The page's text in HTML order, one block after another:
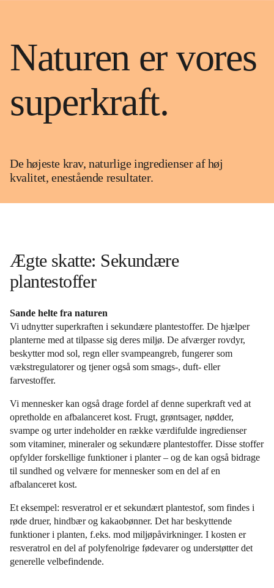
Naturen er vores
superkraft.
De højeste krav, naturlige ingredienser af høj
kvalitet, enestående resultater.
Ægte skatte: Sekundære
plantestoffer
Sande helte fra naturen
Vi udnytter superkraften i sekundære plantestoffer. De hjælper
planterne med at tilpasse sig deres miljø. De afværger rovdyr,
beskytter mod sol, regn eller svampeangreb, fungerer som
vækstregulatorer og tjener også som smags-, duft- eller
farvestoffer.
Vi mennesker kan også drage fordel af denne superkraft ved at
opretholde en afbalanceret kost. Frugt, grøntsager, nødder,
svampe og urter indeholder en række værdifulde ingredienser
som vitaminer, mineraler og sekundære plantestoffer. Disse stoffer
opfylder forskellige funktioner i planter – og de kan også bidrage
til sundhed og velvære for mennesker som en del af en
afbalanceret kost.
Et eksempel: resveratrol er et sekundært plantestof, som findes i
røde druer, hindbær og kakaobønner. Det har beskyttende
funktioner i planten, f.eks. mod miljøpåvirkninger. I kosten er
resveratrol en del af polyfenolrige fødevarer og understøtter det
generelle velbefindende.